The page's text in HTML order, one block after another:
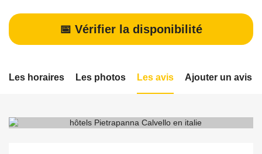
📅 Vérifier la disponibilité
Les horaires Les photos Les avis Ajouter un avis